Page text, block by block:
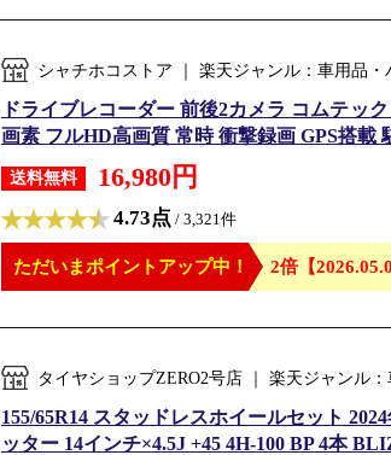
シャチホコストア ｜ 楽天ジャンル：車用品・
ドライブレコーダー 前後2カメラ コムテッ
画素 フルHD高画質 常時 衝撃録画 GPS搭載
送料無料 16,980円
4.73点 / 3,321件
ただいまポイントアップ中！ 2倍【
タイヤショップZERO2号店 ｜ 楽天ジャンル
155/65R14 スタッドレスホイールセット
ッター 14インチ×4.5J +45 4H-100 BP 4本